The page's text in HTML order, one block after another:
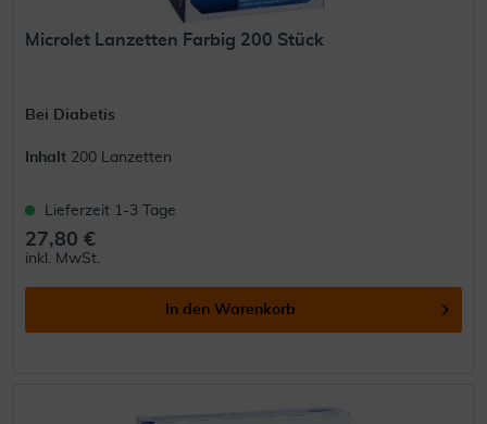
Microlet Lanzetten Farbig 200 Stück
Bei Diabetis
Inhalt 200 Lanzetten
Lieferzeit 1-3 Tage
27,80 €
inkl. MwSt.
In den Warenkorb